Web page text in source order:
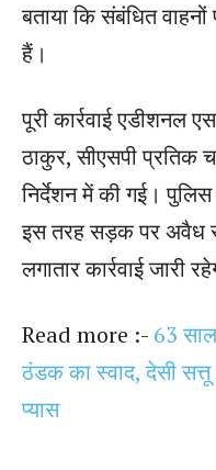
बताया कि संबंधित वाहनों
हैं।
पूरी कार्रवाई एडीशनल
ठाकुर, सीएसपी प्रतिक
निर्देशन में की गई।
इस तरह सड़क पर अवैध
लगातार कार्रवाई जारी
Read more :- 63
ठंडक का स्वाद, देसी
प्यास